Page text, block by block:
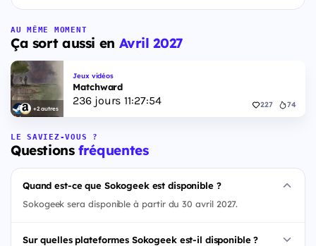
AU MÊME MOMENT
Ça sort aussi en Avril 2027
+2 autres
Jeux vidéos
Matchward
236jours 11:27:53 227 74
LE SAVIEZ-VOUS ?
Questionsfréquentes
Quand est-ce que Sokogeek est disponible ?
Sokogeek sera disponible à partir du 30 avril 2027.
Sur quelles plateformes Sokogeek est-il disponible ?